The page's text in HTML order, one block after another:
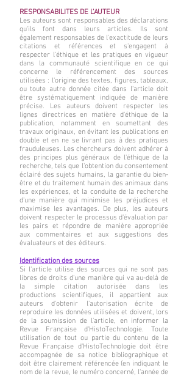
RESPONSABILITES DE L’AUTEUR
Les auteurs sont responsables des déclarations
qu'ils font dans leurs articles. Ils sont
également responsables de l'exactitude de leurs
citations et références et s'engagent à
respecter l'éthique et les pratiques en vigueur
dans la communauté scientifique en ce qui
concerne le référencement des sources
utilisées : l'origine des textes, figures, tableaux,
ou toute autre donnée citée dans l'article doit
être systématiquement indiquée de manière
précise. Les auteurs doivent respecter les
lignes directrices en matière d'éthique de la
publication, notamment en soumettant des
travaux originaux, en évitant les publications en
double et en ne se livrant pas à des pratiques
frauduleuses. Les chercheurs doivent adhérer à
des principes plus généraux de l'éthique de la
recherche, tels que l'obtention du consentement
éclairé des sujets humains, la garantie du bien-
être et du traitement humain des animaux dans
les expériences, et la conduite de la recherche
d'une manière qui minimise les préjudices et
maximise les avantages. De plus, les auteurs
doivent respecter le processus d'évaluation par
les pairs et répondre de manière appropriée
aux commentaires et aux suggestions des
évaluateurs et des éditeurs.
Identification des sources
Si l'article utilise des sources qui ne sont pas
libres de droits d'une manière qui va au-delà de
la simple citation autorisée dans les
productions scientifiques, il appartient aux
auteurs d'obtenir l'autorisation écrite de
reproduire les données utilisées et doivent, lors
de la soumission de l'article, en informer la
Revue Française d'HistoTechnologie. Toute
utilisation de tout ou partie du contenu de la
Revue Française d'HistoTechnologie doit être
accompagnée de sa notice bibliographique et
doit être clairement référencée (en indiquant le
nom de la revue, le numéro concerné, l'année de